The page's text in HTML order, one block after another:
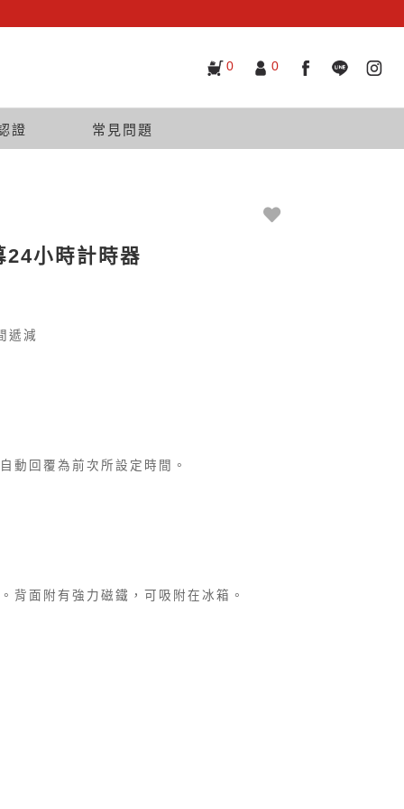
證 常見問題
0 0
小時計時器
遞減
動回覆為前次所設定時間。
背面附有強力磁鐵，可吸附在冰箱。